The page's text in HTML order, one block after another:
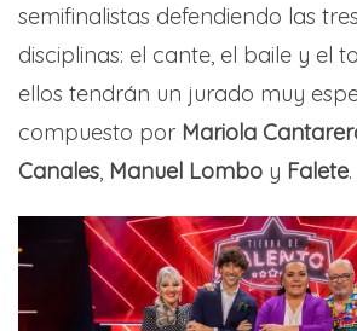
semifinalistas defendiendo las
disciplinas: el cante, el baile y el
ellos tendrán un jurado muy
compuesto por Mariola
Canales, Manuel Lombo y Falete.